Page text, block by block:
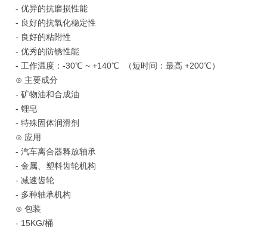
- 优异的抗磨损性能
- 良好的抗氧化稳定性
- 良好的粘附性
- 优秀的防锈性能
- 工作温度：-30℃ ~ +140℃ （短时间：最高 +200℃）
⊙ 主要成分
- 矿物油和合成油
- 锂皂
- 特殊固体润滑剂
⊙ 应用
- 汽车离合器释放轴承
- 金属、塑料齿轮机构
- 减速齿轮
- 多种轴承机构
⊙ 包装
- 15KG/桶